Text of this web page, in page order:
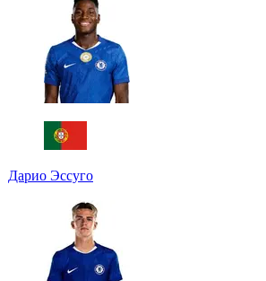
Дарио Эссуго